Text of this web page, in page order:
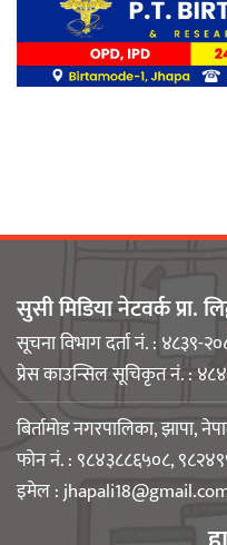
द
सय
सुसी मिडिया नेटवर्क प्रा.
सूचना विभाग दर्ता नं. : ४८३९-
प्रेस काउन्सिल सूचिकृत नं. :
बिर्तामोड नगरपालिका, झापा,
फोन नं. : ९८४३८८६५०८,
इमेल :